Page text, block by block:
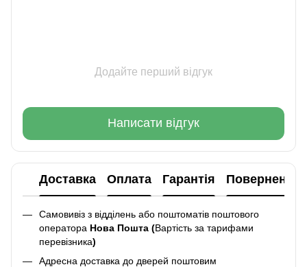
Додайте перший відгук
Написати відгук
Доставка Оплата Гарантія Повернення
Самовивіз з відділень або поштоматів поштового
оператора Нова Пошта (Вартість за тарифами
перевізника)
Адресна доставка до дверей поштовим